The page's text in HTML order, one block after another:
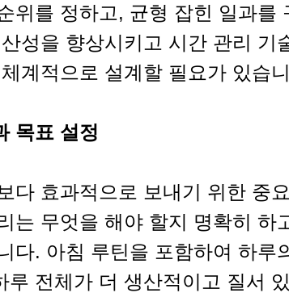
위를 정하고, 균형 잡힌 일과를
성을 향상시키고 시간 관리 기
계적으로 설계할 필요가 있습
목표 설정
다 효과적으로 보내기 위한 중
는 무엇을 해야 할지 명확히 하
다. 아침 루틴을 포함하여 하루
루 전체가 더 생산적이고 질서